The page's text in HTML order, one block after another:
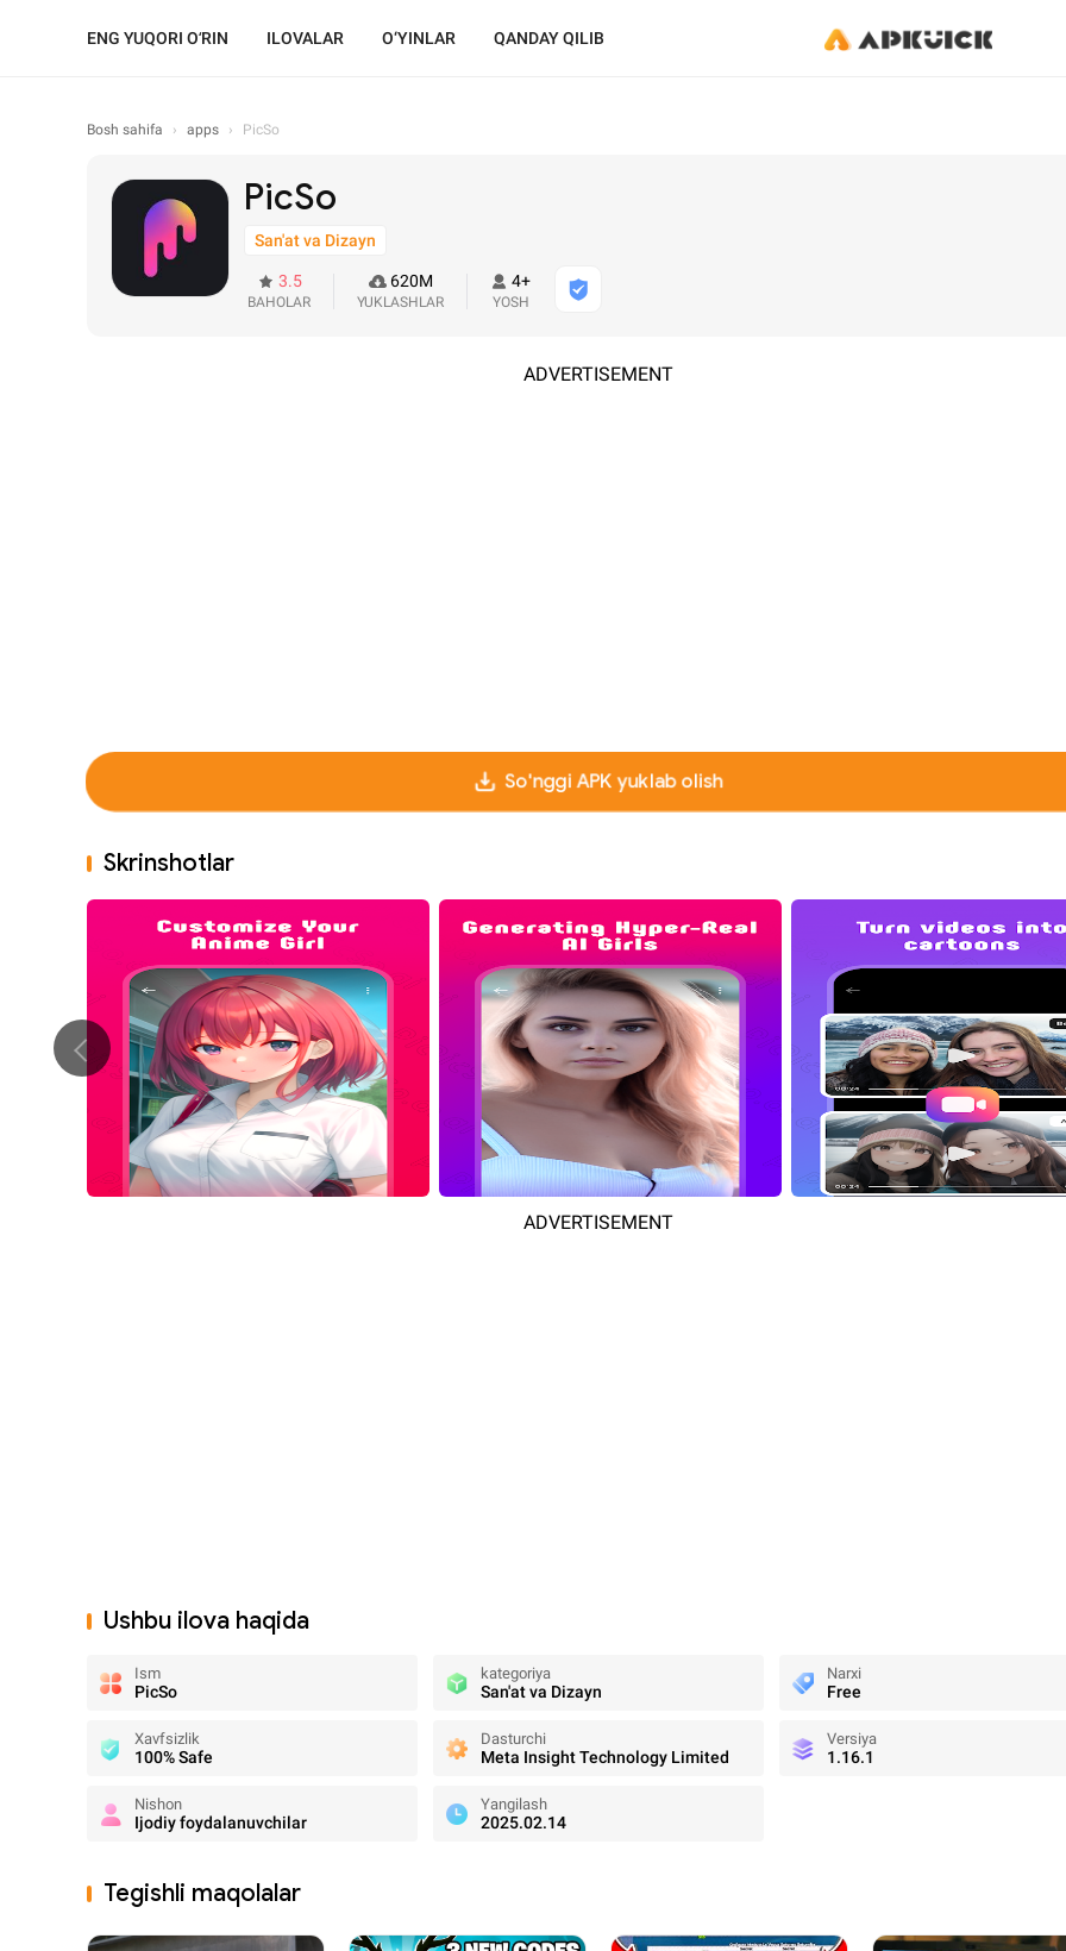
ENG YUQORI OʻRIN ILOVALAR O‘YINLAR QANDAY QILIB
Bosh sahifa › apps › PicSo
PicSo
San'at va Dizayn
3.5
BAHOLAR
620M
YUKLASHLAR
4+
YOSH
ADVERTISEMENT
So'nggi APK yuklab olish
Skrinshotlar
ADVERTISEMENT
Ushbu ilova haqida
Ism
PicSo
kategoriya
San'at va Dizayn
Narxi
Free
Xavfsizlik
100% Safe
Dasturchi
Meta Insight Technology Limited
Versiya
1.16.1
Nishon
Ijodiy foydalanuvchilar
Yangilash
2025.02.14
Tegishli maqolalar